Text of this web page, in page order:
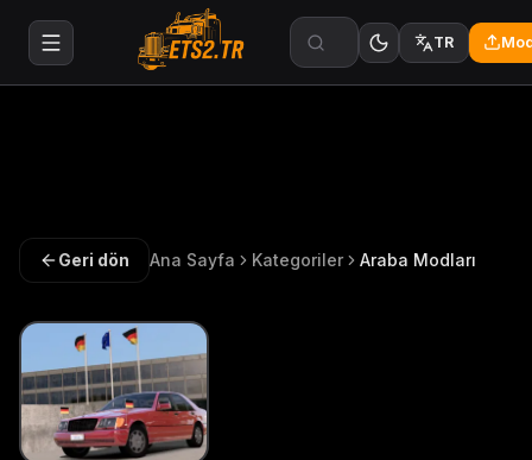
TR
Geri dön Ana Sayfa Kategoriler Araba Modları